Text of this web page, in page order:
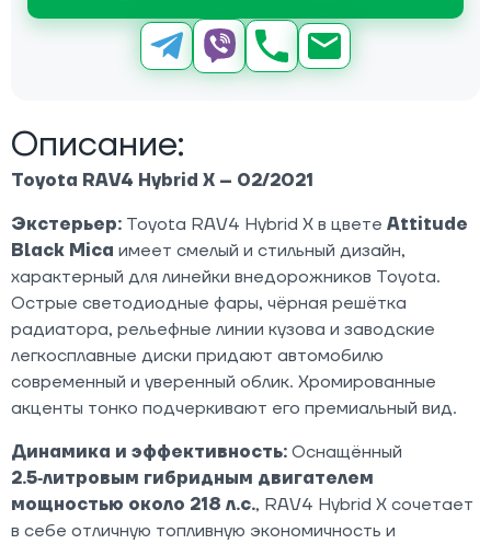
Описание:
Toyota RAV4 Hybrid X – 02/2021
Экстерьер: Toyota RAV4 Hybrid X в цвете Attitude
Black Mica имеет смелый и стильный дизайн,
характерный для линейки внедорожников Toyota.
Острые светодиодные фары, чёрная решётка
радиатора, рельефные линии кузова и заводские
легкосплавные диски придают автомобилю
современный и уверенный облик. Хромированные
акценты тонко подчеркивают его премиальный вид.
Динамика и эффективность: Оснащённый
2.5‑литровым гибридным двигателем
мощностью около 218 л.с., RAV4 Hybrid X сочетает
в себе отличную топливную экономичность и